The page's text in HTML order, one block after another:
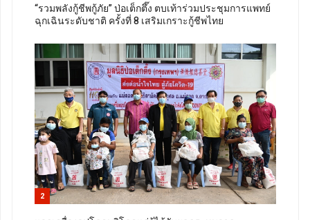
“รวมพลังกู้ชีพกู้ภัย” ป่อเต็กตึ๊ง ตบเท้าร่วมประชุมการแพทย์
ฉุกเฉินระดับชาติ ครั้งที่ 8 เสริมเกราะกู้ชีพไทย
2